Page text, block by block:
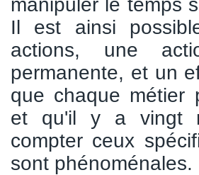
manipuler le temps
Il est ainsi
actions, une
permanente, et un
que chaque métier
et qu'il y a vingt
compter ceux
sont phénoménales.